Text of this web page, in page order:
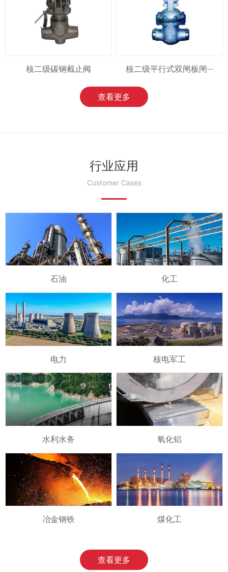
核二级碳钢截止阀 核二级平行式双闸板闸···
查看更多
行业应用
Customer Cases
石油 化工
电力 核电军工
水利水务 氧化铝
冶金钢铁 煤化工
查看更多